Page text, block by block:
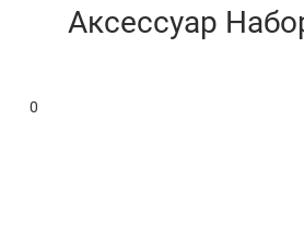
Аксессуар
0